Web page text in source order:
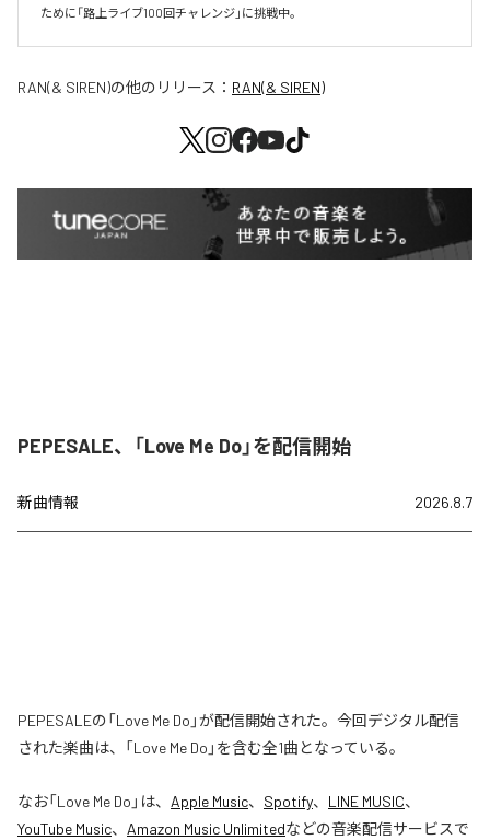
ために「路上ライブ100回チャレンジ」に挑戦中。
RAN(& SIREN)の他のリリース： RAN(& SIREN)
PEPESALE、「Love Me Do」を配信開始
新曲情報 2026.8.7
PEPESALEの「Love Me Do」が配信開始された。今回デジタル配信
された楽曲は、「Love Me Do」を含む全1曲となっている。
なお「Love Me Do 」は、 Apple Music、 Spotify、 LINE MUSIC、
YouTube Music、 Amazon Music Unlimitedなどの音楽配信サービスで